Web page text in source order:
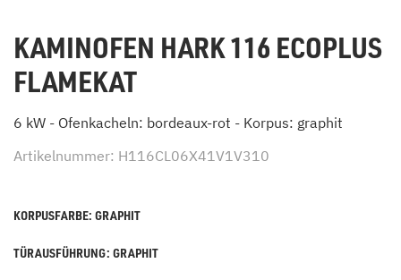
KAMINOFEN HARK 116 ECOPLUS
FLAMEKAT
6 kW - Ofenkacheln: bordeaux-rot - Korpus: graphit
Artikelnummer: H116CL06X41V1V310
KORPUSFARBE: GRAPHIT
TÜRAUSFÜHRUNG: GRAPHIT